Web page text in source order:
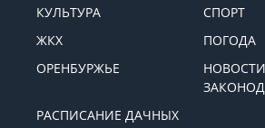
КУЛЬТУРА
СПОРТ
ЖКХ
ПОГОДА
ОРЕНБУРЖЬЕ
НОВОСТИ
РАСПИСАНИЕ ДАЧНЫХ